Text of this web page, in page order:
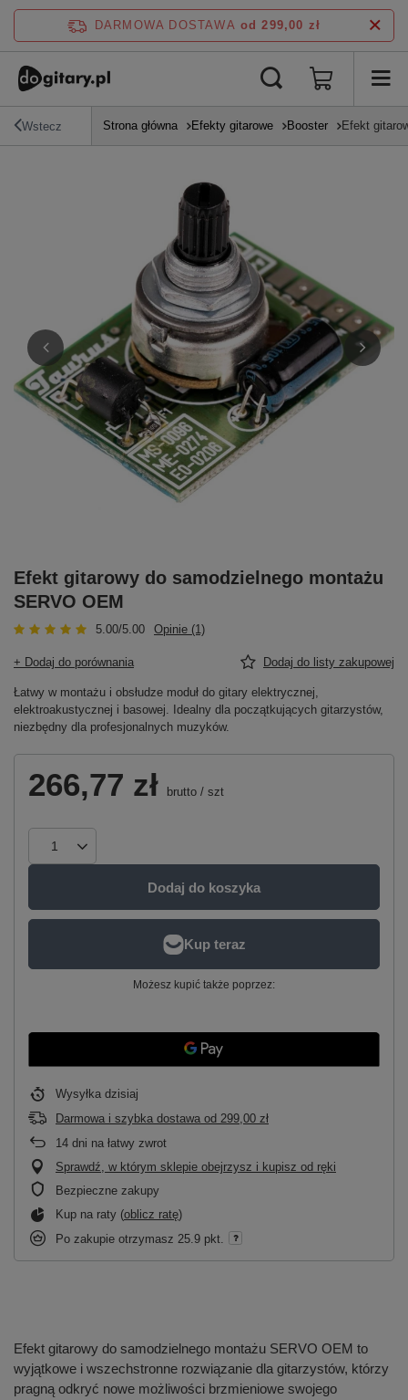
DARMOWA DOSTAWA od 299,00 zł
Wstecz Strona główna Efekty gitarowe Booster Efekt
Efekt gitarowy do samodzielnego montażu
SERVO OEM
5.00/5.00 Opinie (1)
+ Dodaj do porównania Dodaj do listy zakupowej
Łatwy w montażu i obsłudze moduł do gitary elektrycznej,
elektroakustycznej i basowej. Idealny dla początkujących gitarzystów,
niezbędny dla profesjonalnych muzyków.
266,77 zł brutto / szt
Dodaj do koszyka
Możesz kupić także poprzez:
Wysyłka dzisiaj
Darmowa i szybka dostawa od 299,00 zł
14 dni na łatwy zwrot
Sprawdź, w którym sklepie obejrzysz i kupisz od ręki
Bezpieczne zakupy
Kup na raty (oblicz ratę)
Po zakupie otrzymasz 25.9 pkt.
Efekt gitarowy do samodzielnego montażu SERVO OEM to
wyjątkowe i wszechstronne rozwiązanie dla gitarzystów, którzy
pragną odkryć nowe możliwości brzmieniowe swojego